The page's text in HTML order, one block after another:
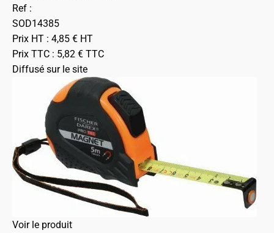
Ref :
SOD14385
Prix HT : 4,85 € HT
Prix TTC : 5,82 € TTC
Diffusé sur le site
Voir le produit